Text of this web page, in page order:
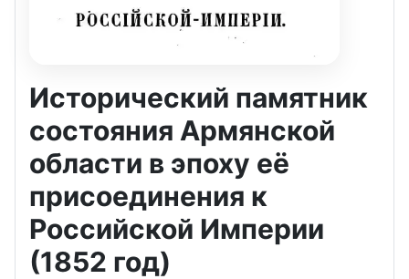
Исторический памятник
состояния Армянской
области в эпоху её
присоединения к
Российской Империи
(1852 год)